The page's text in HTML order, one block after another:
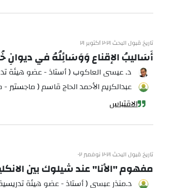
تاريخ قبول البحث ٢٠٢١ أكتوبر ٢١
أَسَاليبُ الإِقناعِ وَوَسَائِلُهُ في ديوانِ
د. عيسى العاكوب ( أستاذ - عضو هيئة
عبدالكريم الأحمد الحاج قاسم ( ماجستير
الاقتباس
تاريخ قبول البحث ٢٠٢١ نوفمبر ٠٢
مفهوم "الأنا" عند شيلوك بين
د.منذر عبسي ( أستاذ - عضو هيئة